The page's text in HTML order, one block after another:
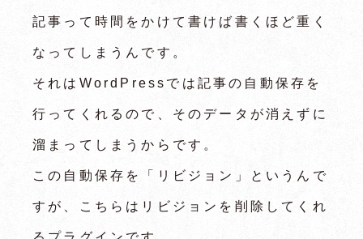
記事って時間をかけて書けば書くほど重く
なってしまうんです。
それはWordPressでは記事の自動保存を
行ってくれるので、そのデータが消えずに
溜まってしまうからです。
この自動保存を「リビジョン」というんで
すが、こちらはリビジョンを削除してくれ